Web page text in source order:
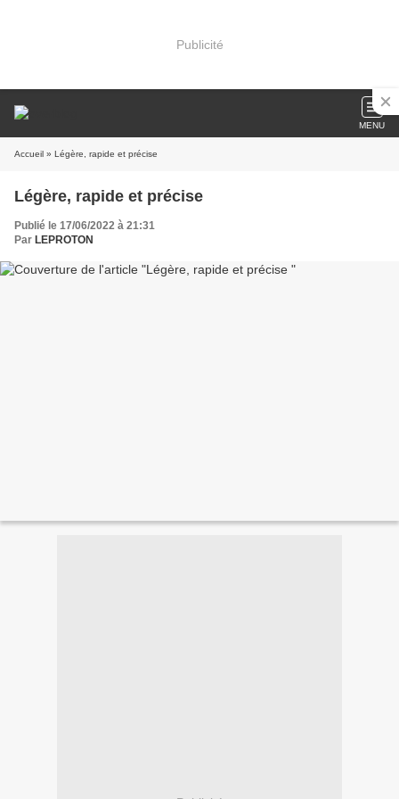
Publicité
MENU
Accueil » Légère, rapide et précise
Légère, rapide et précise
Publié le 17/06/2022 à 21:31
Par LEPROTON